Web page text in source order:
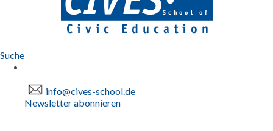
Suche
info@cives-school.de
Newsletter abonnieren